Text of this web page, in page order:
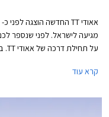
קרא עוד